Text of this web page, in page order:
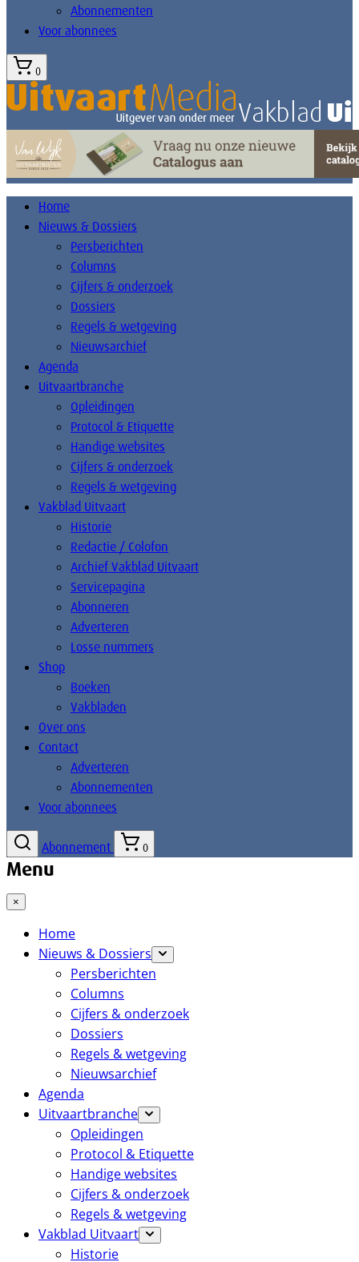
Abonnementen
Voor abonnees
0
Home
Nieuws & Dossiers
Persberichten
Columns
Cijfers & onderzoek
Dossiers
Regels & wetgeving
Nieuwsarchief
Agenda
Uitvaartbranche
Opleidingen
Protocol & Etiquette
Handige websites
Cijfers & onderzoek
Regels & wetgeving
Vakblad Uitvaart
Historie
Redactie / Colofon
Archief Vakblad Uitvaart
Servicepagina
Abonneren
Adverteren
Losse nummers
Shop
Boeken
Vakbladen
Over ons
Contact
Adverteren
Abonnementen
Voor abonnees
Abonnement 0
Menu
×
Home
Nieuws & Dossiers
Persberichten
Columns
Cijfers & onderzoek
Dossiers
Regels & wetgeving
Nieuwsarchief
Agenda
Uitvaartbranche
Opleidingen
Protocol & Etiquette
Handige websites
Cijfers & onderzoek
Regels & wetgeving
Vakblad Uitvaart
Historie